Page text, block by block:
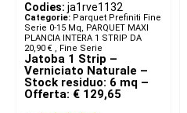
Codies: ja1rve1132
Categorie: Parquet Prefiniti Fine
Serie 0-15 Mq, PARQUET MAXI
PLANCIA INTERA 1 STRIP DA
20,90 € ​ , Fine Serie
Jatoba 1 Strip –
Verniciato Naturale –
Stock residuo: 6 mq –
Offerta: € 129,65